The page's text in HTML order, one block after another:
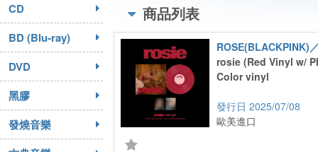
CD
BD (Blu-ray)
DVD
黑膠
發燒音樂
商品列表
rosie (Red Vinyl w/
Color vinyl
2025/07/08
歐美進口